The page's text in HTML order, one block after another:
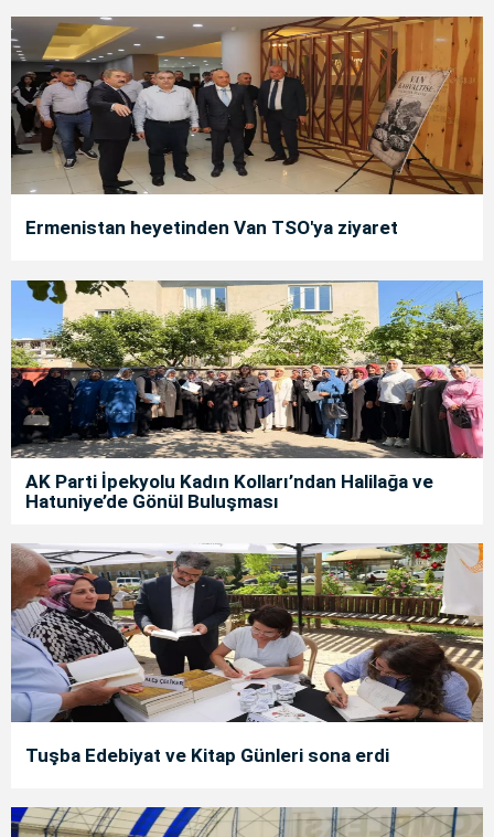
Ermenistan heyetinden Van TSO'ya ziyaret
AK Parti İpekyolu Kadın Kolları’ndan Halilağa ve
Hatuniye’de Gönül Buluşması
Tuşba Edebiyat ve Kitap Günleri sona erdi